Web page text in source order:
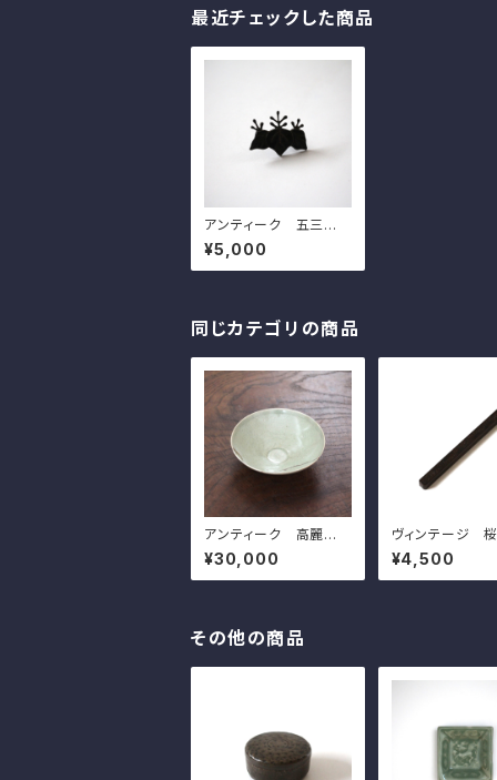
最近チェックした商品
アンティーク 五三桐
形の銅製釘隠 w7.1cm
Antique Japanese
Copper Paulownia
¥5,000
同じカテゴリの商品
アンティーク 高麗青
磁の魚模様の碗 d15.9
cm Antique Gorye
o Celadon Bowl, En
¥30,000
ヴィンテージ
模様の文鎮
Vintage
Mteal
¥4,500
その他の商品